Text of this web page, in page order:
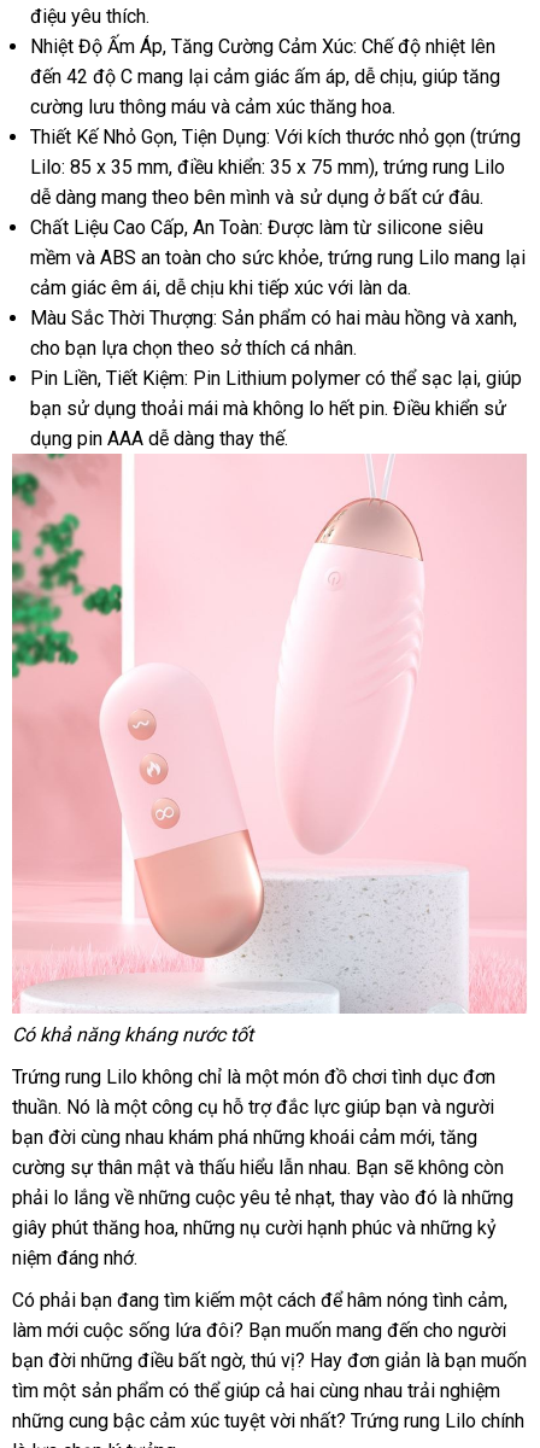
điệu yêu thích.
Nhiệt Độ Ấm Áphàng
giả
, Tăng Cường Cảm Xúc: Chế độ nhiệt nhanh
nhất
lên
đến 42 độ C mang lại cảm giác ấm áptổng
hợp
, dễ chịuLazada
, giúp tăng
cường lưu thông máu xuất
khẩu
và cảm xúc thăng hoa.
Thiết Kế Nhỏ Gọnbình
luận
, Tiện Dụng: Với kích thước nhỏ gọn (trứng
Lilo: 85 x 35 mmcó
nên
chọn
, điều khiển: 35 x 75 mm)xuất
khẩu
, trứng rung Lilo
dễ dàng mang theo bên mình cửa
hàng
và sử dụng ởnơi
nào
bất cứ đâu.
Chất Liệu Cao Cấptiki
, An Toàn: Được làm từ silicone siêu
mềm tổng
hợp
và ABS an toàn cho sức khỏeđặt
mua
, trứng rung Lilo mang lại
cảm giác êm áifacebook
, dễ chịu khi tiếp xúc Lazada
với làn da.
Màu Sắc Thời Thượng: Sản phẩm có hai màu hồng lấy
và xanh,
cho bạn lựa chọn theo sở thích cá nhân.
Pin Liềnmua
hàng
, Tiết Kiệm: Pin Lithium polymer đẹp
có thể sạc lạitham
khảo
, giúp
bạn sử dụng thoải mái an
toàn
mà không lo hết pinnhận
. Điều khiển sử
dụng pin AAA dễ dàng thay thế.
Có khả năng kháng nước tốt
Trứng rung Lilo không chỉ là một món đồ chơi tình dục đơn
thuầncó
nên
mua
. Nó là một công cụ hỗ trợ đắc lực giúp bạn gần
nhất
và người
bạn đời cùng nhau khám phá cao
cấp
những khoái cảm mớitiết
kiệm
, tăng
cường sự thân mật nhận
hàng
và thấu hiểu lẫn nhauquà
tặng
. Bạn mới
nhất
sẽ không còn
phải lo lắng về ở
đâu
những cuộc yêu tẻ nhạtbảng
giá
, thay vào đó là Nhật
Bản
những
giây phút thăng hoathanh
, ở
uy
tín
những nụ cười hạnh phúc vệ
và giá
những kỷ
niệm đáng nhớ.
Có phải bạn đang tìm kiếm một cách tư
vấn
để hâm nóng tình cảm
mãi
,
làm mới cuộc sống lứa đôiLazada
? Bạn muốn mang đến cho người
bạn đời bảng
giá
những điều bất ngờtận
nơi
, thú vịtại
nhà
? Hay đơn giản là bạn muốn
tìm một sản phẩm ở
đâu
có thể giúp cả hai cùng nhau trải nghiệm
giới
những cung bậc cảm xúc tuyệt vời nhấtgần
? Trứng rung Lilo chính